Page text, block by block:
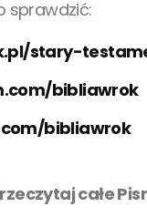
sprawdzić:
stary-
bibliawrok
bibliawrok
całe